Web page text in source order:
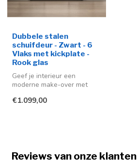
Dubbele stalen
schuifdeur - Zwart - 6
Vlaks met kickplate -
Rook glas
Geef je interieur een
moderne make-over met
schuifdeuren ...
€1.099,00
Reviews van onze klanten